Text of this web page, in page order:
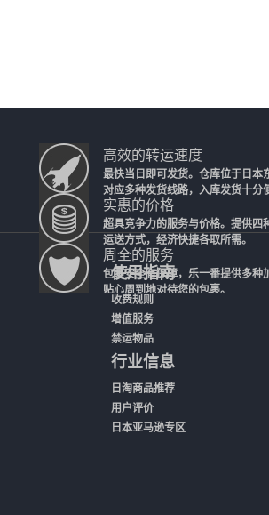
高效的转运速度
最快当日即可发货。仓库位于日本
对应多种发货线路，入库发货十分
实惠的价格
超具竞争力的服务与价格。提供四
运送方式，经济快捷各取所需。
周全的服务
包裹安全有保障，乐一番提供多种
贴心周到地对待您的包裹。
使用指南
收费规则
增值服务
禁运物品
行业信息
日淘商品推荐
用户评价
日本亚马逊专区